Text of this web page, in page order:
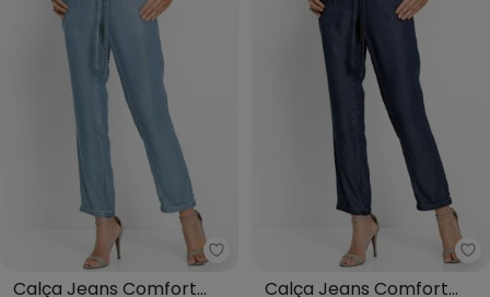
bonprix - Calça Jeans Comfort
Calça Jeans Comfort
Calça Jeans Comfort